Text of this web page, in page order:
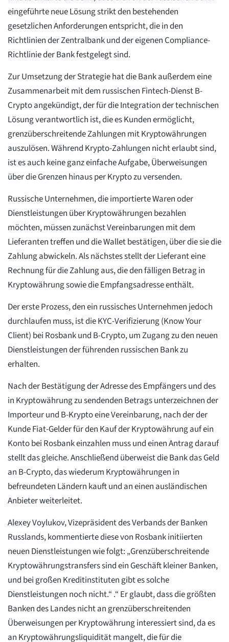
eingeführte neue Lösung strikt den bestehenden
gesetzlichen Anforderungen entspricht, die in den
Richtlinien der Zentralbank und der eigenen Compliance-
Richtlinie der Bank festgelegt sind.
Zur Umsetzung der Strategie hat die Bank außerdem eine
Zusammenarbeit mit dem russischen Fintech-Dienst B-
Crypto angekündigt, der für die Integration der technischen
Lösung verantwortlich ist, die es Kunden ermöglicht,
grenzüberschreitende Zahlungen mit Kryptowährungen
auszulösen. Während Krypto-Zahlungen nicht erlaubt sind,
ist es auch keine ganz einfache Aufgabe, Überweisungen
über die Grenzen hinaus per Krypto zu versenden.
Russische Unternehmen, die importierte Waren oder
Dienstleistungen über Kryptowährungen bezahlen
möchten, müssen zunächst Vereinbarungen mit dem
Lieferanten treffen und die Wallet bestätigen, über die sie die
Zahlung abwickeln. Als nächstes stellt der Lieferant eine
Rechnung für die Zahlung aus, die den fälligen Betrag in
Kryptowährung sowie die Empfangsadresse enthält.
Der erste Prozess, den ein russisches Unternehmen jedoch
durchlaufen muss, ist die KYC-Verifizierung (Know Your
Client) bei Rosbank und B-Crypto, um Zugang zu den neuen
Dienstleistungen der führenden russischen Bank zu
erhalten.
Nach der Bestätigung der Adresse des Empfängers und des
in Kryptowährung zu sendenden Betrags unterzeichnen der
Importeur und B-Krypto eine Vereinbarung, nach der der
Kunde Fiat-Gelder für den Kauf der Kryptowährung auf ein
Konto bei Rosbank einzahlen muss und einen Antrag darauf
stellt das gleiche. Anschließend überweist die Bank das Geld
an B-Crypto, das wiederum Kryptowährungen in
befreundeten Ländern kauft und an einen ausländischen
Anbieter weiterleitet.
Alexey Voylukov, Vizepräsident des Verbands der Banken
Russlands, kommentierte diese von Rosbank initiierten
neuen Dienstleistungen wie folgt: „Grenzüberschreitende
Kryptowährungstransfers sind ein Geschäft kleiner Banken,
und bei großen Kreditinstituten gibt es solche
Dienstleistungen noch nicht.“ .“ Er glaubt, dass die größten
Banken des Landes nicht an grenzüberschreitenden
Überweisungen per Kryptowährung interessiert sind, da es
an Kryptowährungsliquidität mangelt, die für die